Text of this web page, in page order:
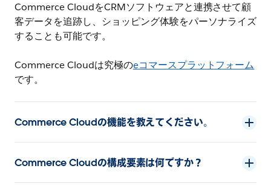
Commerce CloudをCRMソフトウェアと連携させて顧
客データを追跡し、ショッピング体験をパーソナライズ
することも可能です。
Commerce Cloudは究極のeコマースプラットフォーム
です。
Commerce Cloudの機能を教えてください。
Commerce Cloudの構成要素は何ですか？